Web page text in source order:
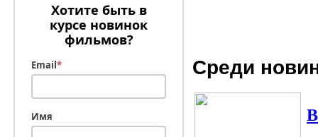
Хотите быть в
курсе новинок
фильмов?
Email*
Имя
Среди